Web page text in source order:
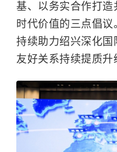
基、以务实合作打
时代价值的三点倡
持续助力绍兴深化
友好关系持续提质升